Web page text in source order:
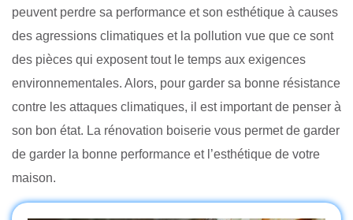
peuvent perdre sa performance et son esthétique à causes
des agressions climatiques et la pollution vue que ce sont
des pièces qui exposent tout le temps aux exigences
environnementales. Alors, pour garder sa bonne résistance
contre les attaques climatiques, il est important de penser à
son bon état. La rénovation boiserie vous permet de garder
de garder la bonne performance et l’esthétique de votre
maison.